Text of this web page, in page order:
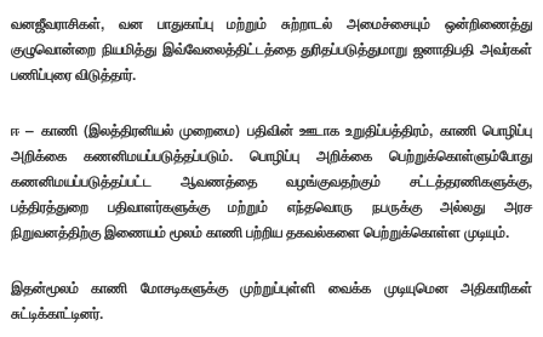
வனஜீவராசிகள், வன பாதுகாப்பு மற்றும் சுற்றாடல் அமைச்சையும் ஒன்றிணைத்து
குழுவொன்றை நியமித்து இவ்வேலைத்திட்டத்தை துரிதப்படுத்துமாறு ஜனாதிபதி அவர்கள்
பணிப்புரை விடுத்தார்.
ஈ – காணி (இலத்திரனியல் முறைமை) பதிவின் ஊடாக உறுதிப்பத்திரம், காணி பொழிப்பு
அறிக்கை கணனிமயப்படுத்தப்படும். பொழிப்பு அறிக்கை பெற்றுக்கொள்ளும்போது
கணனிமயப்படுத்தப்பட்ட ஆவணத்தை வழங்குவதற்கும் சட்டத்தரணிகளுக்கு,
பத்திரத்துறை பதிவாளர்களுக்கு மற்றும் எந்தவொரு நபருக்கு அல்லது அரச
நிறுவனத்திற்கு இணையம் மூலம் காணி பற்றிய தகவல்களை பெற்றுக்கொள்ள முடியும்.
இதன்மூலம் காணி மோசடிகளுக்கு முற்றுப்புள்ளி வைக்க முடியுமென அதிகாரிகள்
சுட்டிக்காட்டினர்.